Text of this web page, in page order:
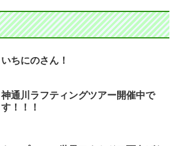
いちにのさん！
神通川ラフティングツアー開催中で
す！！！